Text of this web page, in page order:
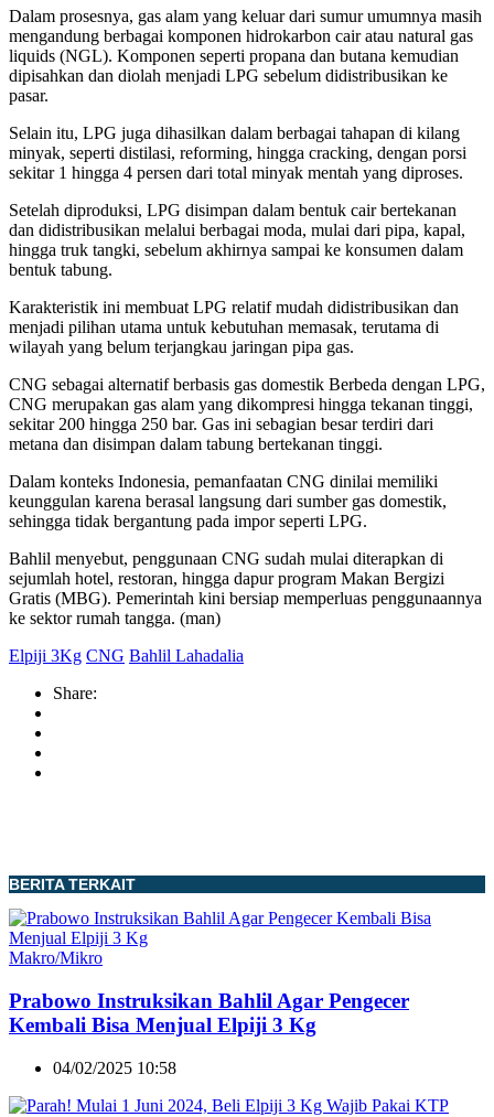
Dalam prosesnya, gas alam yang keluar dari sumur umumnya masih
mengandung berbagai komponen hidrokarbon cair atau natural gas
liquids (NGL). Komponen seperti propana dan butana kemudian
dipisahkan dan diolah menjadi LPG sebelum didistribusikan ke
pasar.
Selain itu, LPG juga dihasilkan dalam berbagai tahapan di kilang
minyak, seperti distilasi, reforming, hingga cracking, dengan porsi
sekitar 1 hingga 4 persen dari total minyak mentah yang diproses.
Setelah diproduksi, LPG disimpan dalam bentuk cair bertekanan
dan didistribusikan melalui berbagai moda, mulai dari pipa, kapal,
hingga truk tangki, sebelum akhirnya sampai ke konsumen dalam
bentuk tabung.
Karakteristik ini membuat LPG relatif mudah didistribusikan dan
menjadi pilihan utama untuk kebutuhan memasak, terutama di
wilayah yang belum terjangkau jaringan pipa gas.
CNG sebagai alternatif berbasis gas domestik Berbeda dengan LPG,
CNG merupakan gas alam yang dikompresi hingga tekanan tinggi,
sekitar 200 hingga 250 bar. Gas ini sebagian besar terdiri dari
metana dan disimpan dalam tabung bertekanan tinggi.
Dalam konteks Indonesia, pemanfaatan CNG dinilai memiliki
keunggulan karena berasal langsung dari sumber gas domestik,
sehingga tidak bergantung pada impor seperti LPG.
Bahlil menyebut, penggunaan CNG sudah mulai diterapkan di
sejumlah hotel, restoran, hingga dapur program Makan Bergizi
Gratis (MBG). Pemerintah kini bersiap memperluas penggunaannya
ke sektor rumah tangga. (man)
Elpiji 3Kg CNG Bahlil Lahadalia
Share:
BERITA TERKAIT
Makro/Mikro
Prabowo Instruksikan Bahlil Agar Pengecer
Kembali Bisa Menjual Elpiji 3 Kg
04/02/2025 10:58